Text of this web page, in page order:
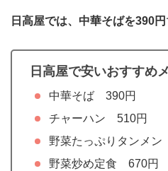
日高屋では、中華そばを390円
日高屋で安いおすすめ
中華そば 390円
チャーハン 510円
野菜たっぷりタンメ
野菜炒め定食 670円